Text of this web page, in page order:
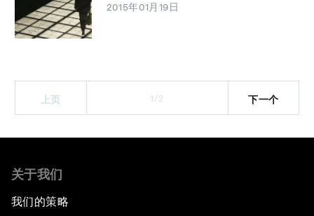
2015年01月19日
上页 1/2 下一个
关于我们
我们的策略